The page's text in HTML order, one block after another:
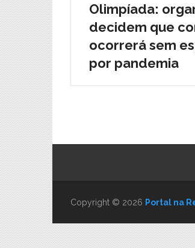
Olimpíada:
decidem que
ocorrerá sem
por pandemia
Copyright © 2026 Portal na